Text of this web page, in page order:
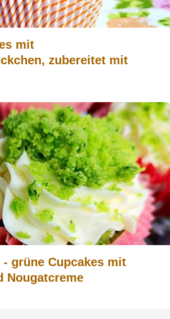
mit
zubereitet mit
- grüne Cupcakes mit
Nougatcreme